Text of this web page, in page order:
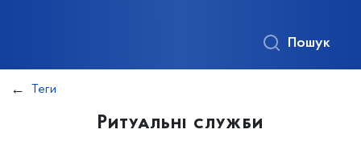
Пошук
Теги
Ритуальні служби